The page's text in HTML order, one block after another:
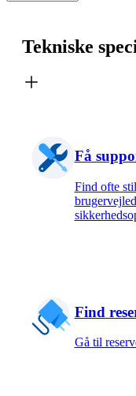
Tekniske
Få
Find ofte
Find
Gå til